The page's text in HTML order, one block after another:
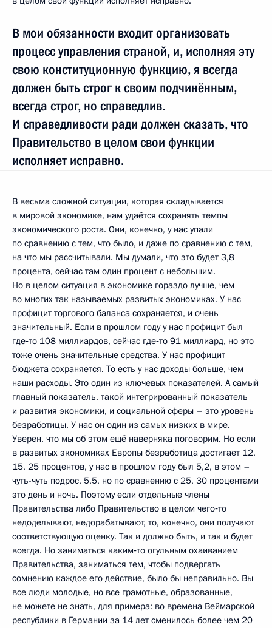
В мои обязанности входит организовать
процесс управления страной, и, исполняя эту
свою конституционную функцию, я всегда
должен быть строг к своим подчинённым,
всегда строг, но справедлив.
И справедливости ради должен сказать, что
Правительство в целом свои функции
исполняет исправно.
В весьма сложной ситуации, которая складывается
в мировой экономике, нам удаётся сохранять темпы
экономического роста. Они, конечно, у нас упали
по сравнению с тем, что было, и даже по сравнению с тем,
на что мы рассчитывали. Мы думали, что это будет 3,8
процента, сейчас там один процент с небольшим.
Но в целом ситуация в экономике гораздо лучше, чем
во многих так называемых развитых экономиках. У нас
профицит торгового баланса сохраняется, и очень
значительный. Если в прошлом году у нас профицит был
где‑то 108 миллиардов, сейчас где‑то 91 миллиард, но это
тоже очень значительные средства. У нас профицит
бюджета сохраняется. То есть у нас доходы больше, чем
наши расходы. Это один из ключевых показателей. А самый
главный показатель, такой интегрированный показатель
и развития экономики, и социальной сферы – это уровень
безработицы. У нас он один из самых низких в мире.
Уверен, что мы об этом ещё наверняка поговорим. Но если
в развитых экономиках Европы безработица достигает 12,
15, 25 процентов, у нас в прошлом году был 5,2, в этом –
чуть-чуть подрос, 5,5, но по сравнению с 25, 30 процентами
это день и ночь. Поэтому если отдельные члены
Правительства либо Правительство в целом чего‑то
недоделывают, недорабатывают, то, конечно, они получают
соответствующую оценку. Так и должно быть, и так и будет
всегда. Но заниматься каким‑то огульным охаиванием
Правительства, заниматься тем, чтобы подвергать
сомнению каждое его действие, было бы неправильно. Вы
все люди молодые, но все грамотные, образованные,
не можете не знать, для примера: во времена Веймарской
республики в Германии за 14 лет сменилось более чем 20